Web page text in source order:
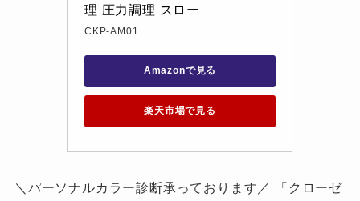
理 圧力調理 スロー
CKP-AM01
Amazonで見る
楽天市場で見る
＼パーソナルカラー診断承っております／ 「クローゼ